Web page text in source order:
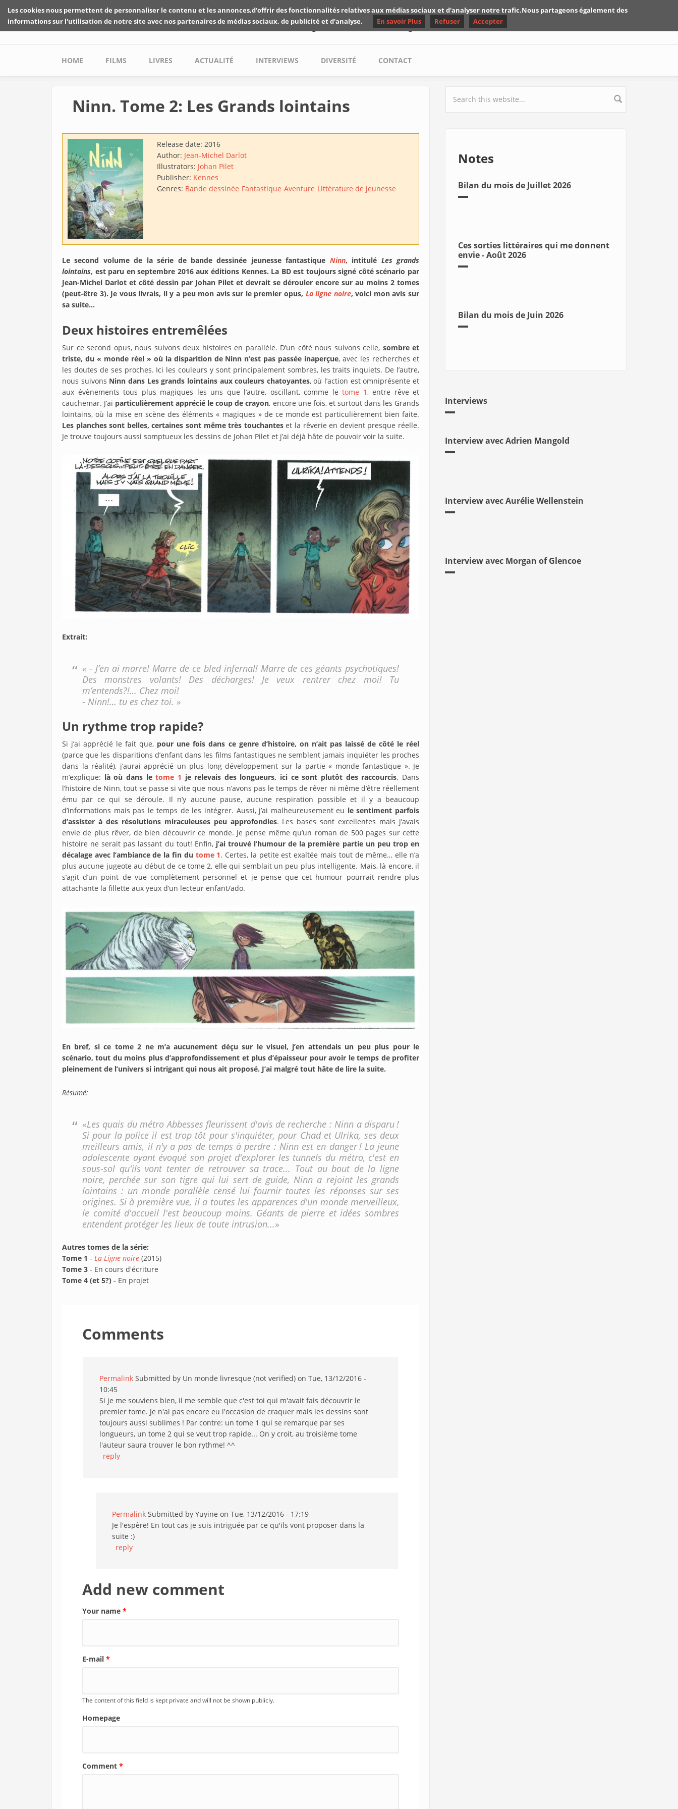
Skip to main content
Les critiques de Yuyine
Main menu
HOME FILMS LIVRES ACTUALITÉ INTERVIEWS DIVERSITÉ CONTACT
Ninn. Tome 2: Les Grands lointains
Release date: 2016
Author: Jean-Michel Darlot
Illustrators: Johan Pilet
Publisher: Kennes
Genres: Bande dessinée Fantastique Aventure Littérature de jeunesse
Le second volume de la série de bande dessinée jeunesse fantastique Ninn, intitulé Les grands
lointains, est paru en septembre 2016 aux éditions Kennes. La BD est toujours signé côté scénario par
Jean-Michel Darlot et côté dessin par Johan Pilet et devrait se dérouler encore sur au moins 2 tomes
(peut-être 3). Je vous livrais, il y a peu mon avis sur le premier opus, La ligne noire, voici mon avis sur
sa suite...
Deux histoires entremêlées
Sur ce second opus, nous suivons deux histoires en parallèle. D’un côté nous suivons celle, sombre et
triste, du « monde réel » où la disparition de Ninn n’est pas passée inaperçue, avec les recherches et
les doutes de ses proches. Ici les couleurs y sont principalement sombres, les traits inquiets. De l’autre,
nous suivons Ninn dans Les grands lointains aux couleurs chatoyantes, où l’action est omniprésente et
aux évènements tous plus magiques les uns que l’autre, oscillant, comme le tome 1, entre rêve et
cauchemar. J’ai particulièrement apprécié le coup de crayon, encore une fois, et surtout dans les Grands
lointains, où la mise en scène des éléments « magiques » de ce monde est particulièrement bien faite.
Les planches sont belles, certaines sont même très touchanteset la rêverie en devient presque réelle.
Je trouve toujours aussi somptueux les dessins de Johan Pilet et j’ai déjà hâte de pouvoir voir la suite.
Extrait:
« - J’en ai marre! Marre de ce bled infernal! Marre de ces géants psychotiques!
Des monstres volants! Des décharges! Je veux rentrer chez moi! Tu
m’entends?!… Chez moi!
- Ninn!… tu es chez toi. »
Un rythme trop rapide?
Si j’ai apprécié le fait que, pour une fois dans ce genre d’histoire, on n’ait pas laissé de côté le réel
(parce que les disparitions d’enfant dans les films fantastiques ne semblent jamais inquiéter les proches
dans la réalité), j’aurai apprécié un plus long développement sur la partie « monde fantastique ». Je
m’explique: là où dans letome 1 je relevais des longueurs, ici ce sont plutôt des raccourcis. Dans
l’histoire de Ninn, tout se passe si vite que nous n’avons pas le temps de rêver ni même d’être réellement
ému par ce qui se déroule. Il n’y aucune pause, aucune respiration possible et il y a beaucoup
d’informations mais pas le temps de les intégrer. Aussi, j’ai malheureusement eu le sentiment parfois
d’assister à des résolutions miraculeuses peu approfondies. Les bases sont excellentes mais j’avais
envie de plus rêver, de bien découvrir ce monde. Je pense même qu’un roman de 500 pages sur cette
histoire ne serait pas lassant du tout! Enfin, j’ai trouvé l’humour de la première partie un peu trop en
décalage avec l’ambiance de la fin du tome 1. Certes, la petite est exaltée mais tout de même… elle n’a
plus aucune jugeote au début de ce tome 2, elle qui semblait un peu plus intelligente. Mais, là encore, il
s’agit d’un point de vue complètement personnel et je pense que cet humour pourrait rendre plus
attachante la fillette aux yeux d’un lecteur enfant/ado.
En bref, si ce tome 2 ne m’a aucunement déçu sur le visuel, j’en attendais un peu plus pour le
scénario, tout du moins plus d’approfondissement et plus d’épaisseur pour avoir le temps de profiter
pleinement de l’univers si intrigant qui nous ait proposé. J’ai malgré tout hâte de lire la suite.
Résumé:
«Les quais du métro Abbesses fleurissent d'avis de recherche : Ninn a disparu !
Si pour la police il est trop tôt pour s'inquiéter, pour Chad et Ulrika, ses deux
meilleurs amis, il n'y a pas de temps à perdre : Ninn est en danger ! La jeune
adolescente ayant évoqué son projet d'explorer les tunnels du métro, c'est en
sous-sol qu'ils vont tenter de retrouver sa trace... Tout au bout de la ligne
noire, perchée sur son tigre qui lui sert de guide, Ninn a rejoint les grands
lointains : un monde parallèle censé lui fournir toutes les réponses sur ses
origines. Si à première vue, il a toutes les apparences d'un monde merveilleux,
le comité d'accueil l'est beaucoup moins. Géants de pierre et idées sombres
entendent protéger les lieux de toute intrusion...»
Autres tomes de la série:
Tome 1 - La Ligne noire (2015)
Tome 3 - En cours d'écriture
Tome 4 (et 5?) - En projet
Comments
Permalink Submitted by Un monde livresque (not verified) on Tue, 13/12/2016 -
10:45
Si je me souviens bien, il me semble que c'est toi qui m'avait fais découvrir le
premier tome. Je n'ai pas encore eu l'occasion de craquer mais les dessins sont
toujours aussi sublimes ! Par contre: un tome 1 qui se remarque par ses
longueurs, un tome 2 qui se veut trop rapide... On y croit, au troisième tome
l'auteur saura trouver le bon rythme! ^^
reply
Permalink Submitted by Yuyine on Tue, 13/12/2016 - 17:19
Je l'espère! En tout cas je suis intriguée par ce qu'ils vont proposer dans la
suite :)
reply
Add new comment
Your name *
E-mail *
The content of this field is kept private and will not be shown publicly.
Homepage
Comment *
Search form
Notes
Bilan du mois de Juillet 2026
Ces sorties littéraires qui me donnent
envie - Août 2026
Bilan du mois de Juin 2026
Interviews
Interview avec Adrien Mangold
Interview avec Aurélie Wellenstein
Interview avec Morgan of Glencoe
Les cookies nous permettent de personnaliser le contenu et les annonces,d'offrir des fonctionnalités relatives aux médias sociaux et d'analyser notre trafic.Nous partageons également des
informations sur l'utilisation de notre site avec nos partenaires de médias sociaux, de publicité et d'analyse.
En savoir Plus Refuser Accepter